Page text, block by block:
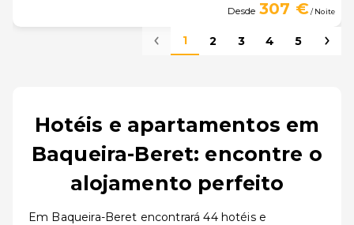
Desde 307 €/ Noite
1 2 3 4 5
Hotéis e apartamentos em
Baqueira-Beret: encontre o
alojamento perfeito
Em Baqueira-Beret encontrará 44 hotéis e